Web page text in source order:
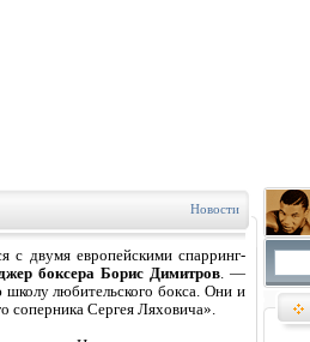
Новости
с двумя европейскими спарринг-
боксера Борис Димитров. —
любительского бокса. Они и
соперника Сергея Ляховича».